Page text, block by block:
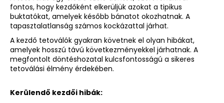
fontos, hogy kezdőként elkerüljük azokat a tipikus
buktatókat, amelyek később bánatot okozhatnak. A
tapasztalatlanság számos kockázattal járhat.
A kezdő tetoválók gyakran követnek el olyan hibákat,
amelyek hosszú távú következményekkel járhatnak. A
megfontolt döntéshozatal kulcsfontosságú a sikeres
tetoválási élmény érdekében.
Kerülendő kezdői hibák: